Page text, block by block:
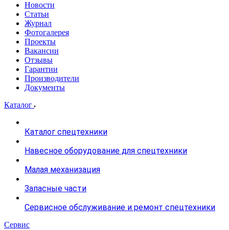
Новости
Статьи
Журнал
Фотогалерея
Проекты
Вакансии
Отзывы
Гарантии
Производители
Документы
Каталог
Каталог спецтехники
Навесное оборудование для спецтехники
Малая механизация
Запасные части
Сервисное обслуживание и ремонт спецтехники
Сервис